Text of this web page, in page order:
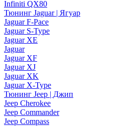
Infiniti QX80
Тюнинг Jaguar | Ягуар
Jaguar F-Pace
Jaguar S-Type
Jaguar XE
Jaguar
Jaguar XF
Jaguar XJ
Jaguar XK
Jaguar X-Type
Тюнинг Jeep | Джип
Jeep Cherokee
Jeep Commander
Jeep Compass